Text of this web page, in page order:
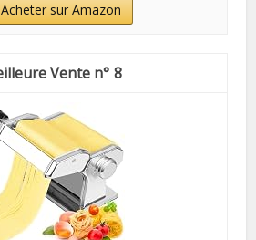
Acheter sur Amazon
8